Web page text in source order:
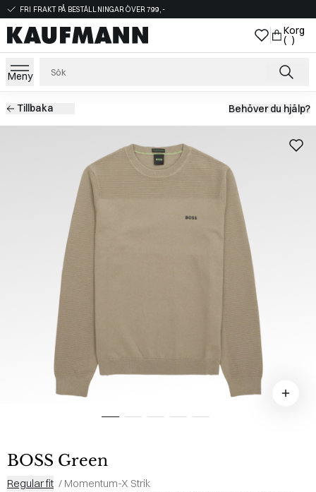
FRI FRAKT PÅ BESTÄLLNINGAR ÖVER 799,-
Korg
( )
Meny
Tillbaka Behöver du hjälp?
BOSS Green
Regular fit / Momentum-X Strik